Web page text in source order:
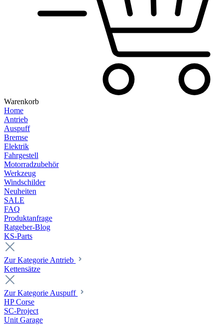
Warenkorb
Home
Antrieb
Auspuff
Bremse
Elektrik
Fahrgestell
Motorradzubehör
Werkzeug
Windschilder
Neuheiten
SALE
FAQ
Produktanfrage
Ratgeber-Blog
KS-Parts
Zur Kategorie Antrieb
Kettensätze
Zur Kategorie Auspuff
HP Corse
SC-Project
Unit Garage